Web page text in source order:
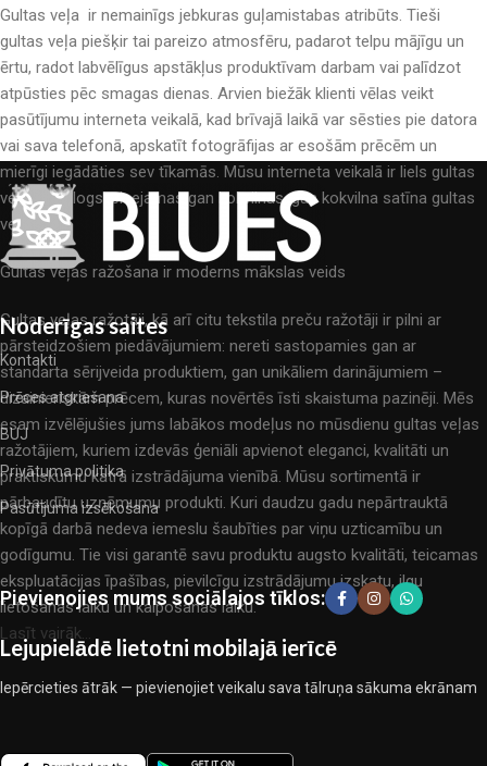
Gultas veļa ir nemainīgs jebkuras guļamistabas atribūts. Tieši
gultas veļa piešķir tai pareizo atmosfēru, padarot telpu mājīgu un
ērtu, radot labvēlīgus apstākļus produktīvam darbam vai palīdzot
atpūsties pēc smagas dienas. Arvien biežāk klienti vēlas veikt
pasūtījumu interneta veikalā, kad brīvajā laikā var sēsties pie datora
vai sava telefonā, apskatīt fotogrāfijas ar esošām prēcēm un
mierīgi iegādāties sev tīkamās. Mūsu interneta veikalā ir liels gultas
veļas katalogs: pieejamas gan kokvilnas, gan kokvilna satīna gultas
veļas.
Gultas veļas ražošana ir moderns mākslas veids
Gultas veļas ražotāji, kā arī citu tekstila preču ražotāji ir pilni ar
pārsteidzošiem piedāvājumiem: nereti sastopamies gan ar
standarta sērijveida produktiem, gan unikāliem darinājumiem –
dizainieriskām prēcem, kuras novērtēs īsti skaistuma pazinēji. Mēs
esam izvēlējušies jums labākos modeļus no mūsdienu gultas veļas
ražotājiem, kuriem izdevās ģeniāli apvienot eleganci, kvalitāti un
praktiskumu katrā izstrādājuma vienībā. Mūsu sortimentā ir
pārbaudītu uzņēmumu produkti. Kuri daudzu gadu nepārtrauktā
kopīgā darbā nedeva iemeslu šaubīties par viņu uzticamību un
godīgumu. Tie visi garantē savu produktu augsto kvalitāti, teicamas
ekspluatācijas īpašības, pievilcīgu izstrādājumu izskatu, ilgu
lietošanas laiku un kalpošanas laiku.
Lasīt vairāk...
Noderīgas saites
Kontakti
Prēces atgriešana
BUJ
Privātuma politika
Pasūtījuma izsēkošana
Pievienojies mums sociālajos tīklos:
Lejupielādē lietotni mobilajā ierīcē
Iepērcieties ātrāk — pievienojiet veikalu sava tālruņa sākuma ekrānam